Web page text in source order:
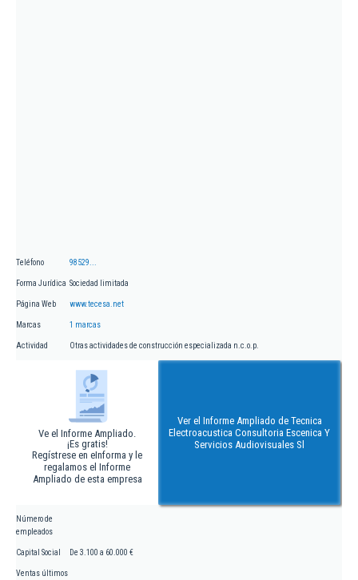
Teléfono 98529...
Forma Jurídica Sociedad limitada
Página Web www.tecesa.net
Marcas 1 marcas
Actividad Otras actividades de construcción especializada n.c.o.p.
Ve el Informe Ampliado.
¡Es gratis!
Regístrese en eInforma y le
regalamos el Informe
Ampliado de esta empresa
Ver el Informe Ampliado de Tecnica
Electroacustica Consultoria Escenica Y
Servicios Audiovisuales Sl
Número de
empleados
Capital Social De 3.100 a 60.000 €
Ventas últimos